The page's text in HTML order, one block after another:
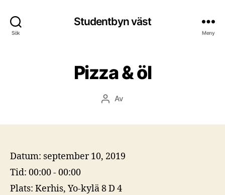
Sök
Studentbyn väst
Meny
Pizza & öl
Inläggsförfattare
Av
Datum: september 10, 2019
Tid: 00:00 - 00:00
Plats: Kerhis, Yo-kylä 8 D 4